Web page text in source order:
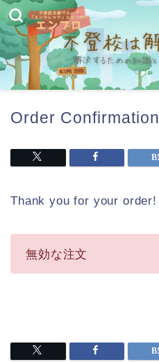
Order Confirmation
Thank you for your order!
無効な注文